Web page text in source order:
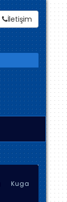
İletişim
Kuga